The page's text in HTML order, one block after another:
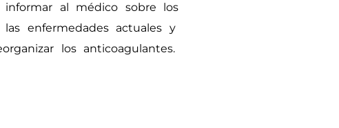
al médico sobre los
enfermedades actuales y
los anticoagulantes.